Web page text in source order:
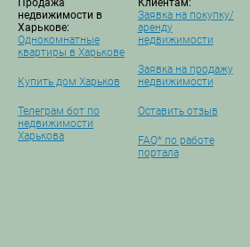
Продажа
недвижимости в
Харькове:
Однокомнатные
квартиры в Харькове
Купить дом Харьков
Телеграм бот по
недвижимости
Харькова
Клиентам:
Заявка на покупку/
аренду
недвижимости
Заявка на продажу
недвижимости
Оставить отзыв
FAQ* по работе
портала